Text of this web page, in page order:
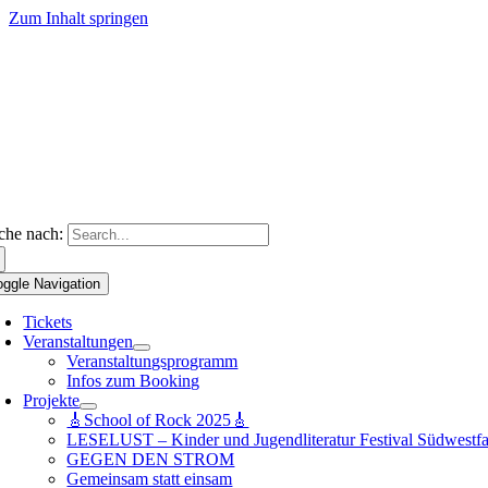
Zum Inhalt springen
nach:
Navigation
Tickets
Veranstaltungen
Veranstaltungsprogramm
Infos zum Booking
Projekte
🎸School of Rock 2025🎸
LESELUST – Kinder und Jugendliteratur Festival
GEGEN DEN STROM
Gemeinsam statt einsam